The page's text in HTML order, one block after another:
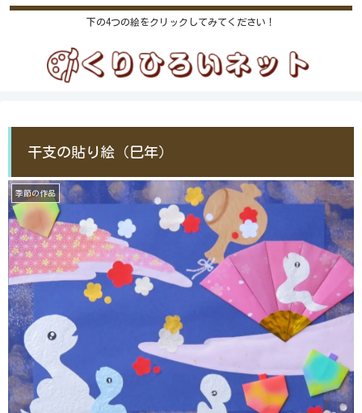
下の4つの絵をクリックしてみてください！
干支の貼り絵（巳年）
季節の作品